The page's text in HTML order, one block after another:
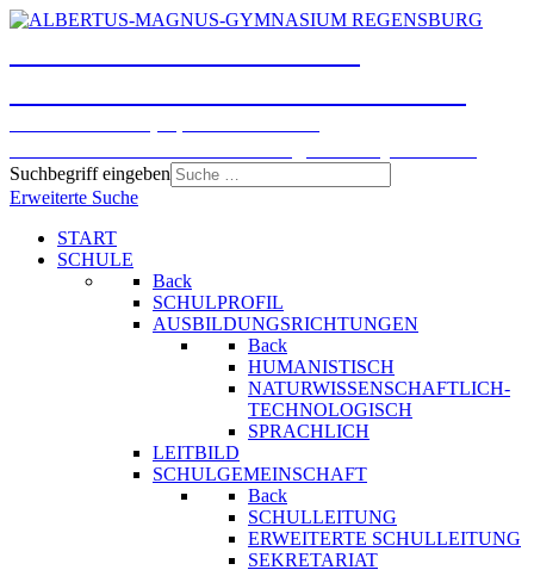
Suchbegriff eingeben
Erweiterte Suche
START
SCHULE
Back
SCHULPROFIL
AUSBILDUNGSRICHTUNGEN
Back
HUMANISTISCH
NATURWISSENSCHAFTLICH-
TECHNOLOGISCH
SPRACHLICH
LEITBILD
SCHULGEMEINSCHAFT
Back
SCHULLEITUNG
ERWEITERTE SCHULLEITUNG
SEKRETARIAT